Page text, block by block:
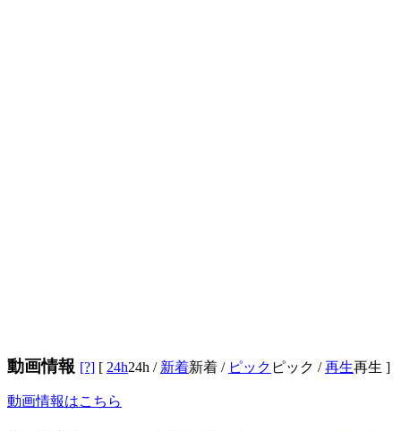
動画情報 [?] [ 24h24h / 新着新着 / ピック ピック /再生再生 ]
動画情報はこちら